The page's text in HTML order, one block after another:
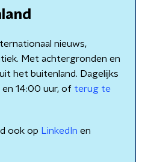
nieuws,
Met achtergronden en
het buitenland. Dagelijks
14:00 uur, of terug te
ook op LinkedIn en